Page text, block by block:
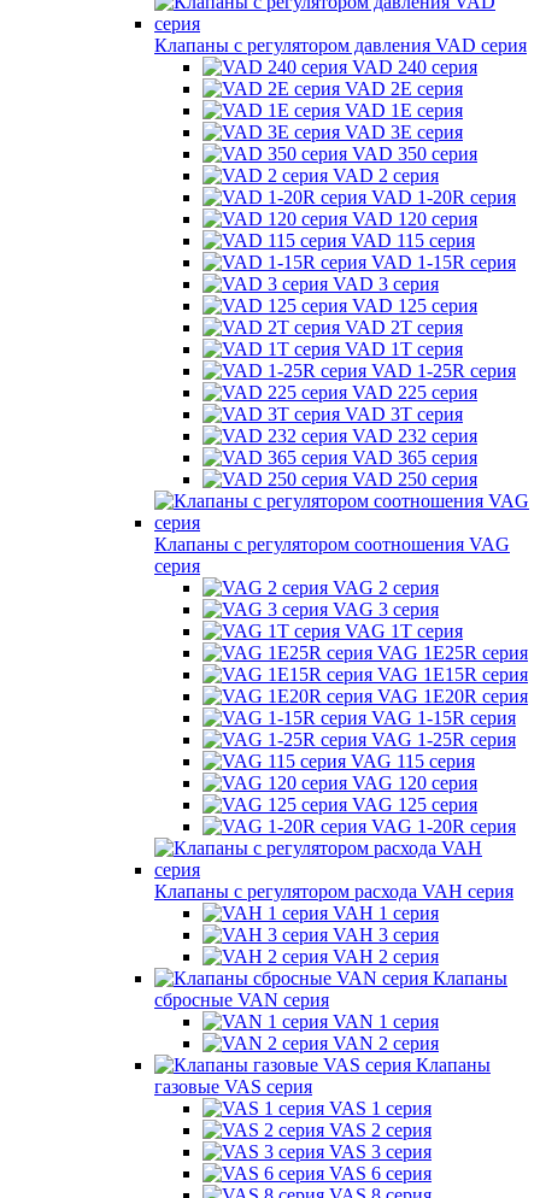
Клапаны с регулятором давления VAD серия
VAD 240 серия
VAD 2E серия
VAD 1E серия
VAD 3E серия
VAD 350 серия
VAD 2 серия
VAD 1-20R серия
VAD 120 серия
VAD 115 серия
VAD 1-15R серия
VAD 3 серия
VAD 125 серия
VAD 2T серия
VAD 1T серия
VAD 1-25R серия
VAD 225 серия
VAD 3T серия
VAD 232 серия
VAD 365 серия
VAD 250 серия
Клапаны с регулятором соотношения VAG
серия
VAG 2 серия
VAG 3 серия
VAG 1T серия
VAG 1E25R серия
VAG 1E15R серия
VAG 1E20R серия
VAG 1-15R серия
VAG 1-25R серия
VAG 115 серия
VAG 120 серия
VAG 125 серия
VAG 1-20R серия
Клапаны с регулятором расхода VAH серия
VAH 1 серия
VAH 3 серия
VAH 2 серия
Клапаны
сбросные VAN серия
VAN 1 серия
VAN 2 серия
Клапаны
газовые VAS серия
VAS 1 серия
VAS 2 серия
VAS 3 серия
VAS 6 серия